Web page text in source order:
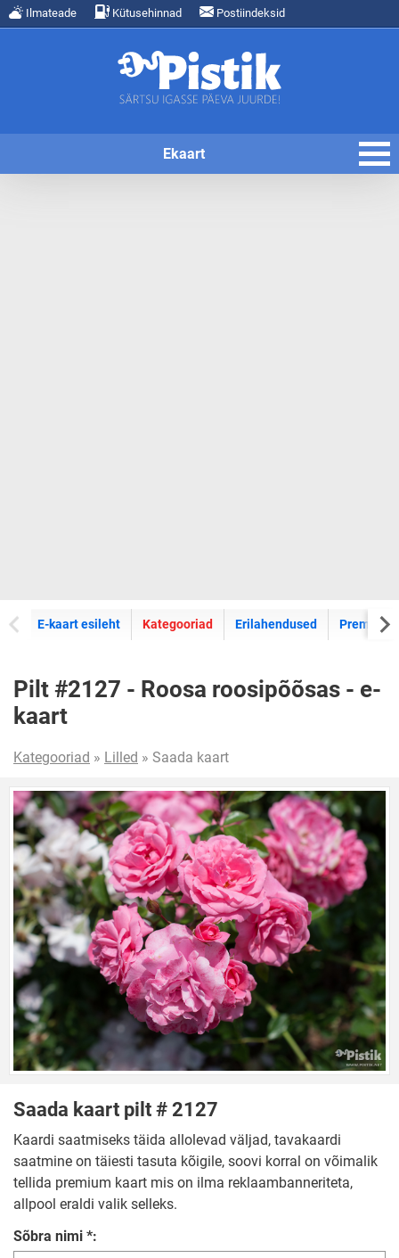
Ilmateade Kütusehinnad Postiindeksid
Ekaart
E-kaart esileht E-kaartide
Kategooriad Erilahendused Premium
Pilt #2127 - Roosa roosipõõsas - e-
kaart
Kategooriad » Lilled » Saada kaart
Saada kaart pilt # 2127
Kaardi saatmiseks täida allolevad väljad, tavakaardi
saatmine on täiesti tasuta kõigile, soovi korral on võimalik
tellida premium kaart mis on ilma reklaambanneriteta,
allpool eraldi valik selleks.
Sõbra nimi *: